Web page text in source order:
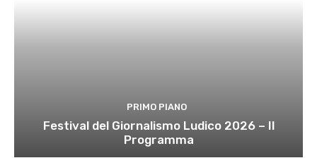
PRIMO PIANO
Festival del Giornalismo Ludico 2026 – Il
Programma